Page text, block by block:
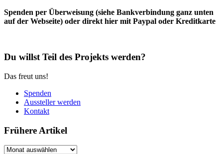
Spenden per Überweisung (siehe Bankverbindung ganz unten
auf der Webseite) oder direkt hier mit Paypal oder Kreditkarte
Du willst Teil des Projekts werden?
Das freut uns!
Spenden
Aussteller werden
Kontakt
Frühere Artikel
Frühere